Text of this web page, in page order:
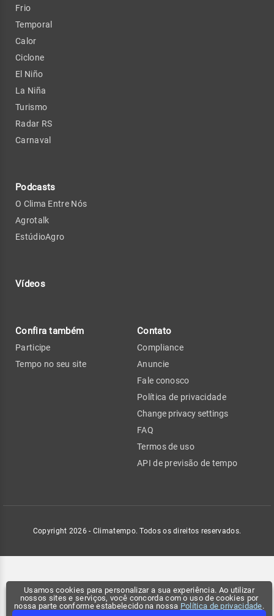
Usamos cookies para personalizar a sua experiência. Ao utilizar
nossos sites e serviços, você concorda com o uso de cookies por
nossa parte conforme estabelecido na nossa Política de privacidade.
Frio
Temporal
Calor
Ciclone
El Niño
La Niña
Turismo
Radar RS
Carnaval
Podcasts
O Clima Entre Nós
Agrotalk
EstúdioAgro
Vídeos
Confira também
Participe
Tempo no seu site
Contato
Compliance
Anuncie
Fale conosco
Política de privacidade
Change privacy settings
FAQ
Termos de uso
API de previsão de tempo
Copyright 2026 - Climatempo. Todos os direitos reservados.